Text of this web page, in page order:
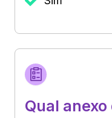
Qual